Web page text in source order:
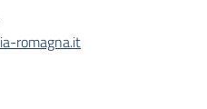
romagna.it